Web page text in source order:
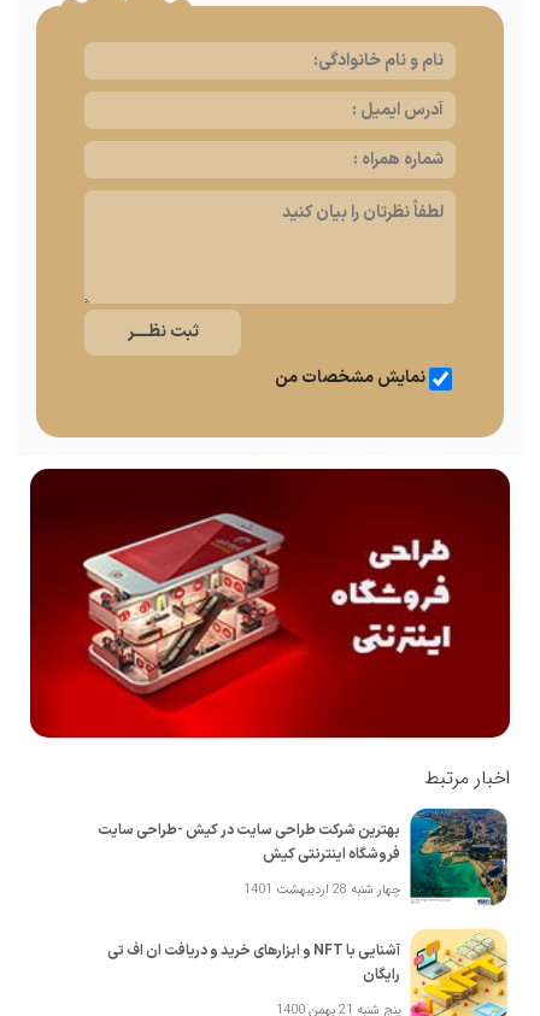
نمایش مشخصات من
اخبار مرتبط
بهترین شرکت طراحی سایت در کیش -طراحی سایت
فروشگاه اینترنتی کیش
چهار شنبه 28 اردیبهشت 1401
آشنایی با NFT و ابزارهای خرید و دریافت ان اف تی
رایگان
پنج شنبه 21 بهمن 1400